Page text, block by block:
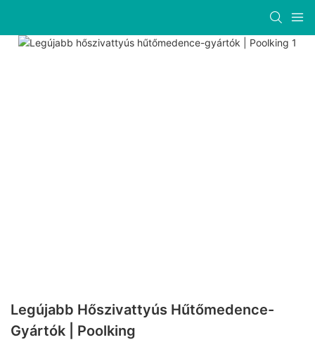
Legújabb Hőszivattyús Hűtőmedence-
Gyártók | Poolking